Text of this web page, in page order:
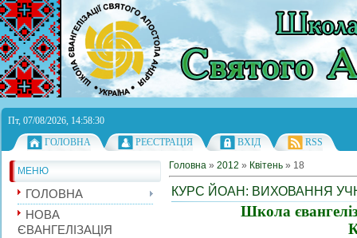
Пт, 07/08/2026, 14:58:30
ГОЛОВНА
РЕЄСТРАЦІЯ ВХІД RSS
МЕНЮ
ГОЛОВНА
НОВА
ЄВАНГЕЛІЗАЦІЯ
Головна » 2012 » Квітень » 18
КУРС ЙОАН: ВИХОВАННЯ
Школа